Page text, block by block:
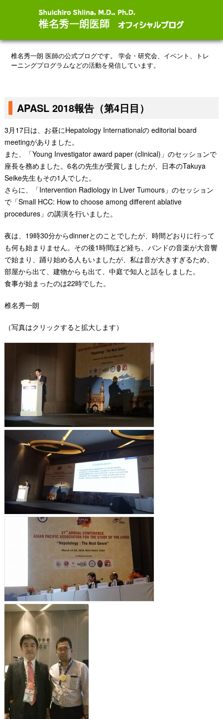
椎名秀一朗 医師の公式ブログです。
学会・研究会、イベント、トレ
ーニングプログラムなどの活動を発信しています。
APASL 2018報告（第4日目）
3月17日は、お昼にHepatology Internationalの editorial board
meetingがありました。
また、「Young Investigator award paper (clinical)」のセッションで
座長を務めました。6名の先生が受賞しましたが、日本のTakuya
Seike先生もその1人でした。
さらに、「Intervention Radiology in Liver Tumours」のセッション
で「Small HCC: How to choose among different ablative
procedures」の講演を行いました。
夜は、19時30分からdinnerとのことでしたが、時間どおりに行って
も何も始まりません。その後1時間ほど経ち、バンドの音楽が大音響
で始まり、踊り始める人もいましたが、私は音が大きすぎるため、
部屋から出て、建物からも出て、中庭で知人と話をしました。
食事が始まったのは22時でした。
椎名秀一朗
（写真はクリックすると拡大します）